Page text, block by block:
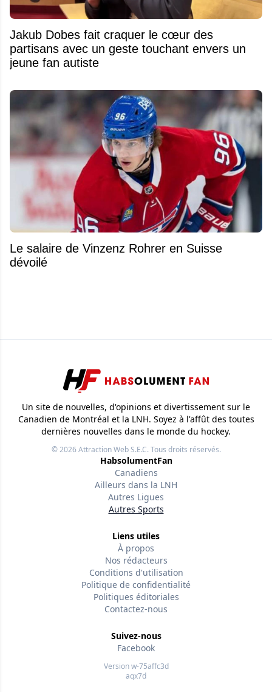
Jakub Dobes fait craquer le cœur des
partisans avec un geste touchant envers un
jeune fan autiste
Le salaire de Vinzenz Rohrer en Suisse
dévoilé
Un site de nouvelles, d'opinions et divertissement sur le
Canadien de Montréal et la LNH. Soyez à l'affût des toutes
dernières nouvelles dans le monde du hockey.
© 2026Attraction Web S.E.C.Tous droits réservés.
HabsolumentFan
Canadiens
Ailleurs dans la LNH
Autres Ligues
Autres Sports
Liens utiles
À propos
Nos rédacteurs
Conditions d'utilisation
Politique de confidentialité
Politiques éditoriales
Contactez-nous
Suivez-nous
Facebook
Version w-75affc3d
aqx7d